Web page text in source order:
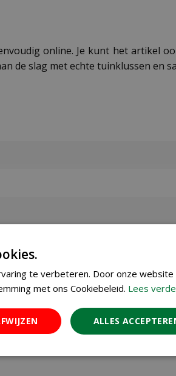
online. Je kunt het artikel
de slag met echte tuinklussen en
te verbeteren. Door onze website
met ons Cookiebeleid. Lees
ALLES